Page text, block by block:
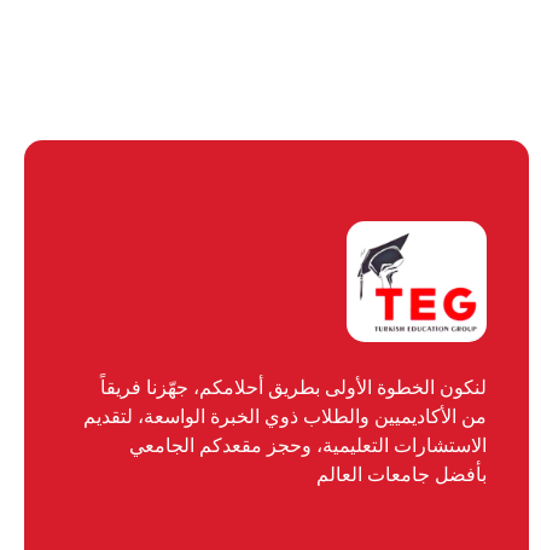
لنكون الخطوة الأولى بطريق أحلامكم، جهّزنا فريقاً
من الأكاديميين والطلاب ذوي الخبرة الواسعة، لتقديم
الاستشارات التعليمية، وحجز مقعدكم الجامعي
بأفضل جامعات العالم